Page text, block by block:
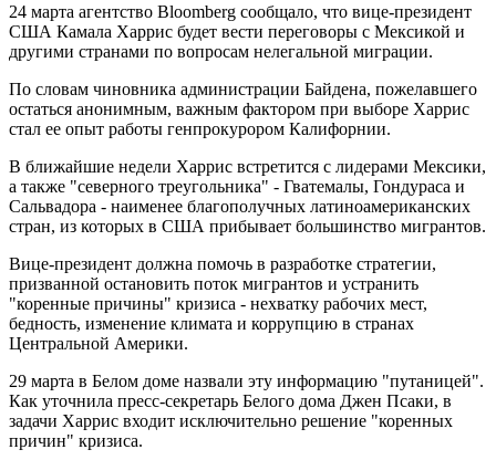
24 марта агентство Bloomberg сообщало, что вице-президент
США Камала Харрис будет вести переговоры с Мексикой и
другими странами по вопросам нелегальной миграции.
По словам чиновника администрации Байдена, пожелавшего
остаться анонимным, важным фактором при выборе Харрис
стал ее опыт работы генпрокурором Калифорнии.
В ближайшие недели Харрис встретится с лидерами Мексики,
а также "северного треугольника" - Гватемалы, Гондураса и
Сальвадора - наименее благополучных латиноамериканских
стран, из которых в США прибывает большинство мигрантов.
Вице-президент должна помочь в разработке стратегии,
призванной остановить поток мигрантов и устранить
"коренные причины" кризиса - нехватку рабочих мест,
бедность, изменение климата и коррупцию в странах
Центральной Америки.
29 марта в Белом доме назвали эту информацию "путаницей".
Как уточнила пресс-секретарь Белого дома Джен Псаки, в
задачи Харрис входит исключительно решение "коренных
причин" кризиса.